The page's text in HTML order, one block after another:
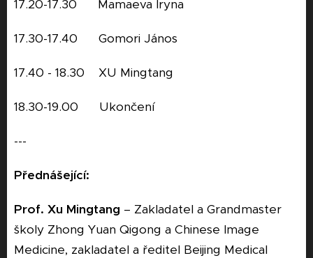
17.20-17.30 Mamaeva Iryna
17.30-17.40 Gomori János
17.40 - 18.30 XU Mingtang
18.30-19.00 Ukončení
---
Přednášející:
Prof. Xu Mingtang – Zakladatel a Grandmaster
školy Zhong Yuan Qigong a Chinese Image
Medicine, zakladatel a ředitel Beijing Medical